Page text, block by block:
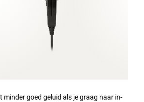
minder goed geluid als je graag naar in-